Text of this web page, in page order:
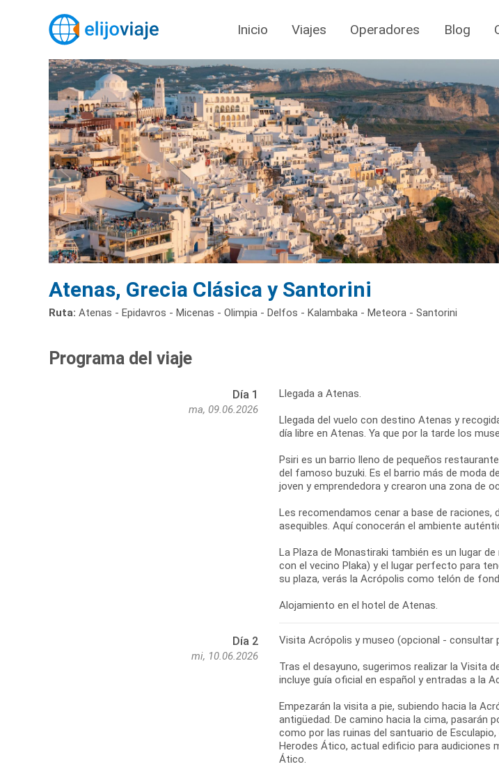
Inicio Viajes Operadores Blog
Atenas, Grecia Clásica y Santorini
Ruta: Atenas - Epidavros - Micenas - Olimpia - Delfos - Kalambaka - Meteora - Santorini
Programa del viaje
Día 1
ma, 09.06.2026
Llegada a Atenas.
Llegada del vuelo con destino Atenas y
día libre en Atenas. Ya que por la tarde los
Psiri es un barrio lleno de pequeños
del famoso buzuki. Es el barrio más de moda
joven y emprendedora y crearon una zona de
Les recomendamos cenar a base de
asequibles. Aquí conocerán el ambiente
La Plaza de Monastiraki también es un lugar
con el vecino Plaka) y el lugar perfecto para
su plaza, verás la Acrópolis como telón de
Alojamiento en el hotel de Atenas.
Día 2
mi, 10.06.2026
Visita Acrópolis y museo (opcional - consultar
Tras el desayuno, sugerimos realizar la Visita
incluye guía oficial en español y entradas a la
Empezarán la visita a pie, subiendo hacia la
antigüedad. De camino hacia la cima, pasarán
como por las ruinas del santuario de
Herodes Ático, actual edificio para audiciones
Ático.